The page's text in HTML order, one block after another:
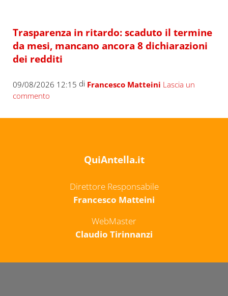
Trasparenza in ritardo: scaduto il termine
da mesi, mancano ancora 8 dichiarazioni
dei redditi
09/08/2026 12:15 di Francesco Matteini Lascia un
commento
QuiAntella.it
Direttore Responsabile
Francesco Matteini
WebMaster
Claudio Tirinnanzi